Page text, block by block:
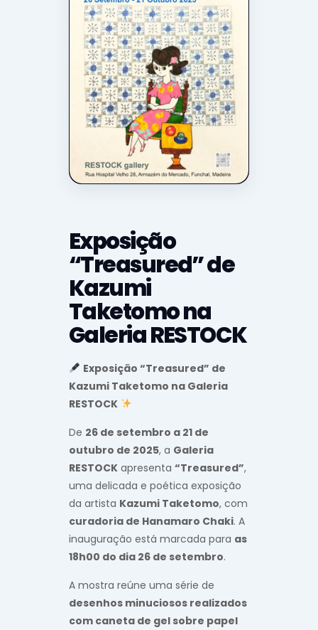
Exposição
“Treasured” de
Kazumi
Taketomo na
Galeria RESTOCK
Exposição “Treasured” de
Kazumi Taketomo na Galeria
RESTOCK
De 26 de setembro a 21 de
outubro de 2025, a Galeria
RESTOCK apresenta “Treasured”,
uma delicada e poética exposição
da artista Kazumi Taketomo, com
curadoria de Hanamaro Chaki. A
inauguração está marcada para as
18h00 do dia 26 de setembro.
A mostra reúne uma série de
desenhos minuciosos realizados
com caneta de gel sobre papel